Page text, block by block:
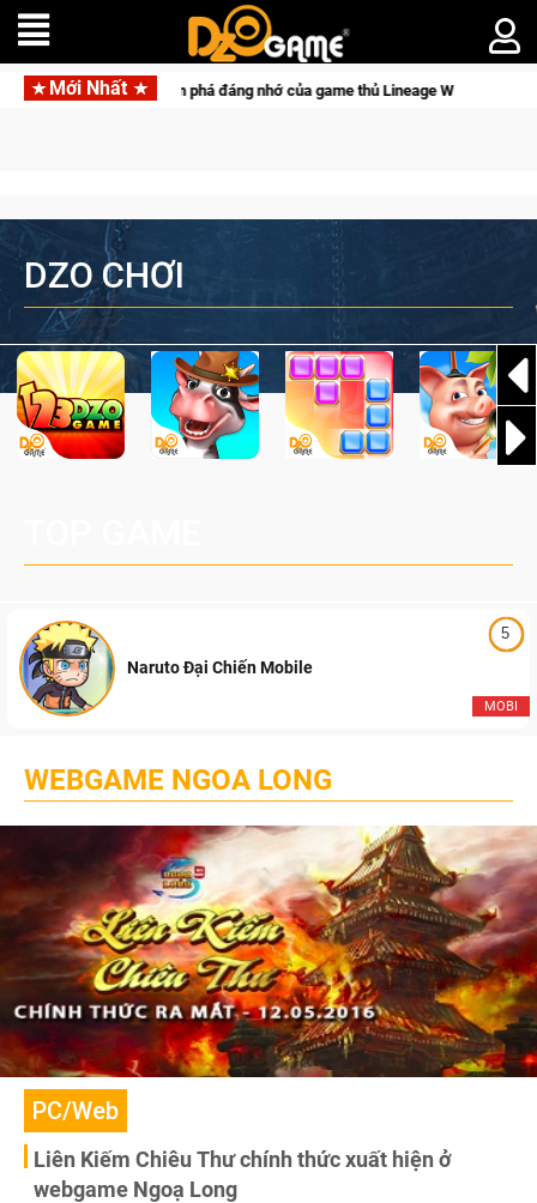
Mới Nhất
của game thủ Lineage W
DZO CHƠI
5
MOBI
Naruto Đại Chiến Mobile
WEBGAME NGOA LONG
PC/Web
Liên Kiếm Chiêu Thư chính thức xuất hiện ở
webgame Ngoạ Long